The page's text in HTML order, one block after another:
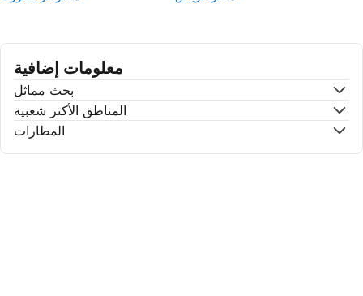
معلومات إضافية
بحث مماثل
المناطق الأكتر شعبية
المطارات